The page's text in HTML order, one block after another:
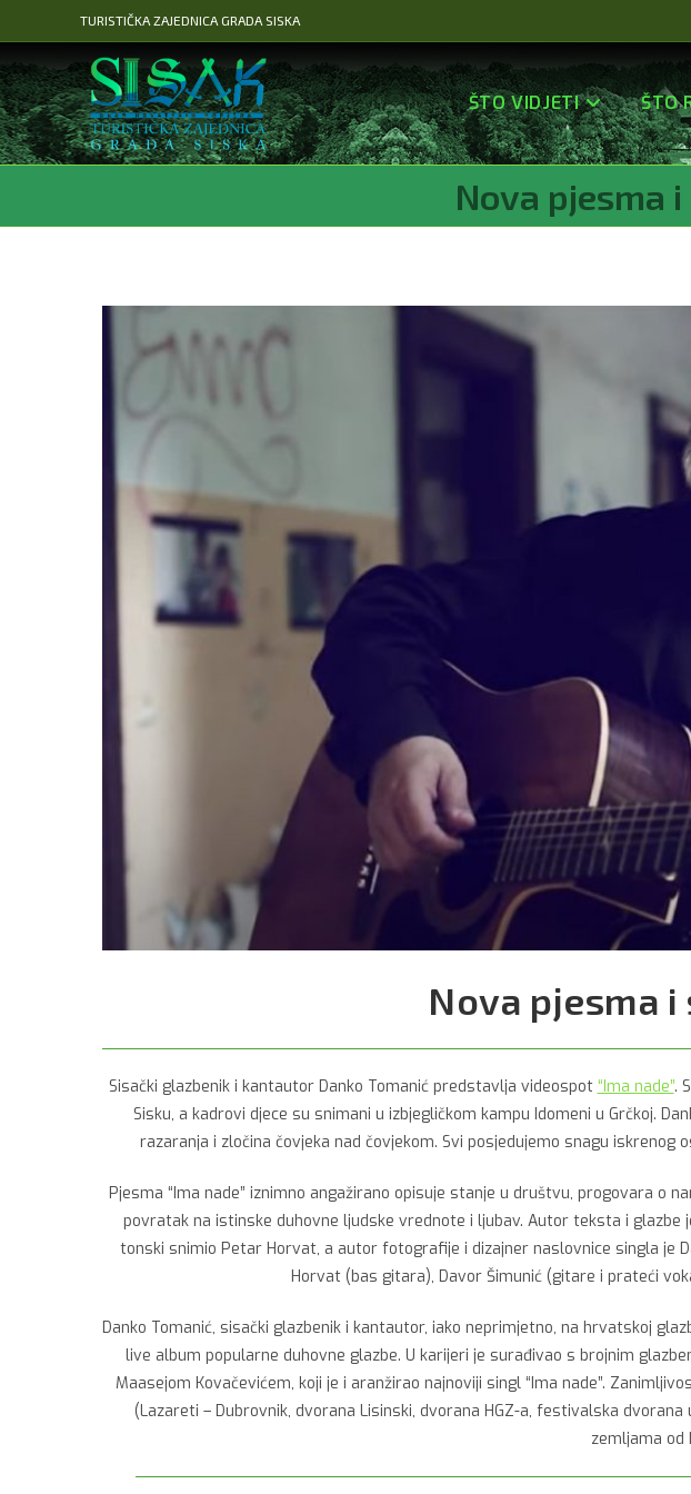
na
sadržaj
TURISTIČKA ZAJEDNICA GRADA SISKA
ŠTO VIDJETI ŠTO
Nova pjesma
Nova pjesma i
Sisački glazbenik i kantautor Danko Tomanić predstavlja videospot “Ima nade”.
Sisku, a kadrovi djece su snimani u izbjegličkom kampu Idomeni u Grčkoj.
razaranja i zločina čovjeka nad čovjekom. Svi posjedujemo snagu iskrenog
Pjesma “Ima nade” iznimno angažirano opisuje stanje u društvu, progovara o
povratak na istinske duhovne ljudske vrednote i ljubav. Autor teksta i glazbe
tonski snimio Petar Horvat, a autor fotografije i dizajner naslovnice singla je
Horvat (bas gitara), Davor Šimunić (gitare i prateći
Danko Tomanić, sisački glazbenik i kantautor, iako neprimjetno, na hrvatskoj
live album popularne duhovne glazbe. U karijeri je surađivao s brojnim
Maasejom Kovačevićem, koji je i aranžirao najnoviji singl “Ima nade”.
(Lazareti – Dubrovnik, dvorana Lisinski, dvorana HGZ-a, festivalska
zemljama od